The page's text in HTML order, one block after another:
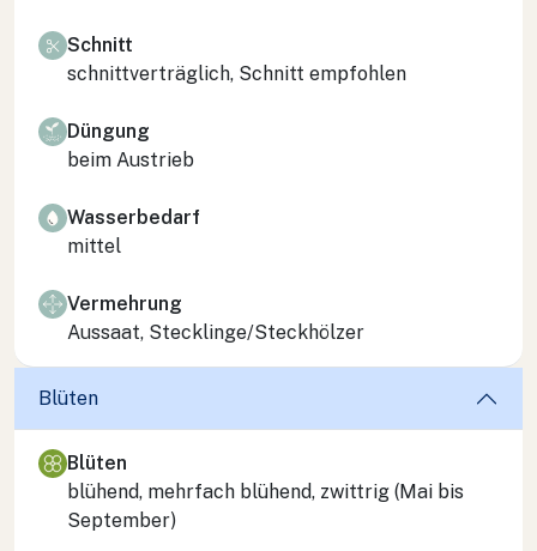
Schnitt
schnittverträglich, Schnitt empfohlen
Düngung
beim Austrieb
Wasserbedarf
mittel
Vermehrung
Aussaat, Stecklinge/Steckhölzer
Blüten
Blüten
blühend, mehrfach blühend, zwittrig (Mai bis
September)